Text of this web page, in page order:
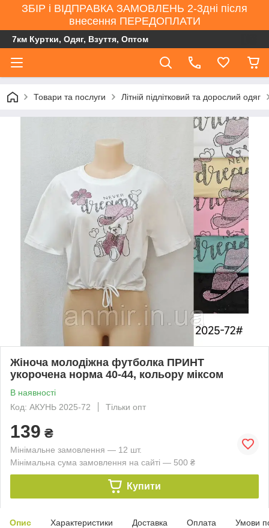
ЗБІР і ВІДПРАВКА ЗАМОВЛЕНЬ 2-3дні після
внесення ПЕРЕДОПЛАТИ
7км Куртки, Одяг, Взуття, Оптом
Товари та послуги Літній підлітковий та дорослий одяг
Жіноча молодіжна футболка ПРИНТ
укорочена норма 40-44, кольору міксом
В наявності
Код: АКУНЬ 2025-72
Тільки опт
139 ₴
Мінімальне замовлення — 12 шт.
Мінімальна сума замовлення на сайті — 500 ₴
Купити
Опис Характеристики Доставка Оплата Умови